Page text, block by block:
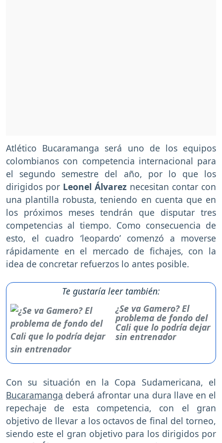
Atlético Bucaramanga será uno de los equipos
colombianos con competencia internacional para
el segundo semestre del año, por lo que los
dirigidos por Leonel Álvarez necesitan contar con
una plantilla robusta, teniendo en cuenta que en
los próximos meses tendrán que disputar tres
competencias al tiempo. Como consecuencia de
esto, el cuadro ‘leopardo’ comenzó a moverse
rápidamente en el mercado de fichajes, con la
idea de concretar refuerzos lo antes posible.
Te gustaría leer también:
¿Se va Gamero? El
problema de fondo del
Cali que lo podría dejar
sin entrenador
Con su situación en la Copa Sudamericana, el
Bucaramanga deberá afrontar una dura llave en el
repechaje de esta competencia, con el gran
objetivo de llevar a los octavos de final del torneo,
siendo este el gran objetivo para los dirigidos por